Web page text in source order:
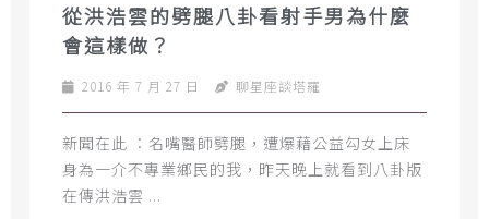
從洪浩雲的劈腿八卦看射手男為什麼
會這樣做？
2016 年 7 月 27 日 聊星座談塔羅
新聞在此 ：名嘴醫師劈腿，遭爆藉公益勾女上床
身為一介不專業鄉民的我，昨天晚上就看到八卦版
在傳洪浩雲 ...